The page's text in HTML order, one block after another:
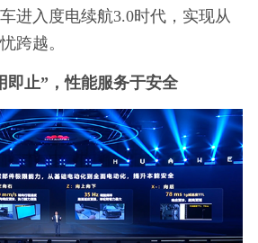
进入度电续航3.0时代，实现从
跨越。
即止”，性能服务于安全